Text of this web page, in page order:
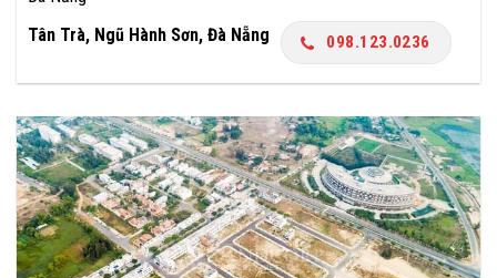
Tân Trà, Ngũ Hành Sơn, Đà Nẵng
098.123.0236